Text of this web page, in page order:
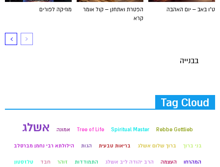
מוזיקה לפורים
הפטרת ואתחנן – קול אומר
קרא
ט"ו באב – יום האהבה
בבנייה
Tag Cloud
Rebbe Gottlieb
Spiritual Master
Tree of Life אמונה אשלג
בני ברוך ברוך שלום אשלג בריאות טבעית הגות הילולתא רבי נחמן מברסלב
המהרחו העצמה הרב יהודה ליב אשלג התמודדות זוהר חבד טלזסטון